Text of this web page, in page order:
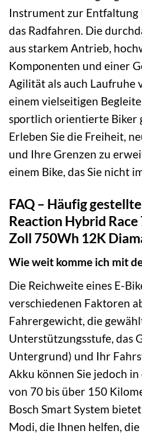
Instrument zur
das Radfahren. Die
aus starkem Antrieb,
Komponenten und einer
Agilität als auch Laufruhe
einem vielseitigen
sportlich orientierte Biker
Erleben Sie die Freiheit,
und Ihre Grenzen zu
einem Bike, das Sie nicht
FAQ – Häufig
Reaction Hybrid Race
Zoll 750Wh 12K
Wie weit komme ich mit
Die Reichweite eines E-
verschiedenen Faktoren
Fahrergewicht, die
Unterstützungsstufe, das
Untergrund) und Ihr
Akku können Sie jedoch
von 70 bis über 150
Bosch Smart System
Modi, die Ihnen helfen,